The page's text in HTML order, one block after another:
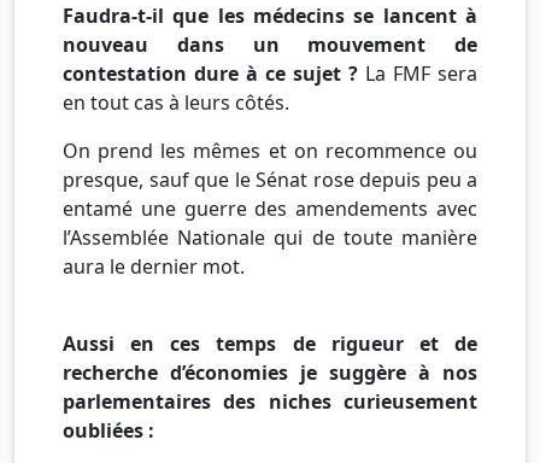
Faudra-t-il que les médecins se lancent à
nouveau dans un mouvement de
contestation dure à ce sujet ? La FMF sera
en tout cas à leurs côtés.
On prend les mêmes et on recommence ou
presque, sauf que le Sénat rose depuis peu a
entamé une guerre des amendements avec
l’Assemblée Nationale qui de toute manière
aura le dernier mot.
Aussi en ces temps de rigueur et de
recherche d’économies je suggère à nos
parlementaires des niches curieusement
oubliées :